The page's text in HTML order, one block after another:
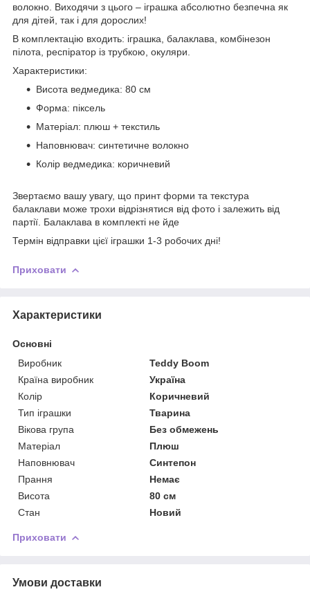
волокно. Виходячи з цього – іграшка абсолютно безпечна як
для дітей, так і для дорослих!
В комплектацію входить: іграшка, балаклава, комбінезон
пілота, респіратор із трубкою, окуляри.
Характеристики:
Висота ведмедика: 80 см
Форма: піксель
Матеріал: плюш + текстиль
Наповнювач: синтетичне волокно
Колір ведмедика: коричневий
Звертаємо вашу увагу, що принт форми та текстура
балаклави може трохи відрізнятися від фото і залежить від
партії. Балаклава в комплекті не йде
Термін відправки цієї іграшки 1-3 робочих дні!
Приховати
Характеристики
Основні
Виробник
Teddy Boom
Країна виробник
Україна
Колір
Коричневий
Тип іграшки
Тварина
Вікова група
Без обмежень
Матеріал
Плюш
Наповнювач
Синтепон
Прання
Немає
Висота
80 см
Стан
Новий
Приховати
Умови доставки